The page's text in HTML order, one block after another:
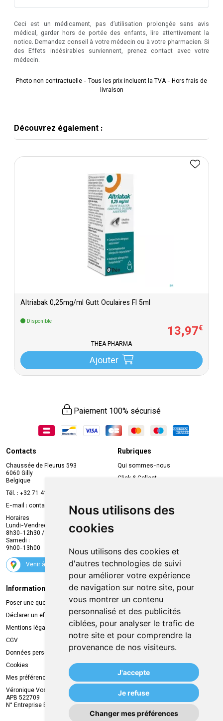
Nous utilisons des
cookies
Nous utilisons des cookies et
d'autres technologies de suivi
pour améliorer votre expérience
de navigation sur notre site, pour
vous montrer un contenu
personnalisé et des publicités
ciblées, pour analyser le trafic de
notre site et pour comprendre la
provenance de nos visiteurs.
J'accepte
Je refuse
Changer mes préférences
Ceci est un médicament, pas d’utilisation prolongée sans avis
médical, garder hors de portée des enfants, lire attentivement la
notice. Demandez conseil à votre médecin ou à votre pharmacien. Si
des Effets indésirables surviennent, prenez contact avec votre
médecin.
Photo non contractuelle - Tous les prix incluent la TVA - Hors frais de
livraison
Découvrez également :
Altriabak 0,25mg/ml Gutt Oculaires Fl 5ml
Disponible
13,97€
THEA PHARMA
Ajouter
Paiement 100% sécurisé
Contacts
Chaussée de Fleurus 593
6060 Gilly
Belgique
Tél. : +32 71 41 32 10
E-mail : contact
mvapharma.be
Horaires
Lundi-Vendredi :
8h30-12h30 / 13h30-18h30
Samedi :
9h00-13h00
Venir à la pharmacie
Rubriques
Qui sommes-nous
Click & Collect
Compte professionnel
Envoi d’ordonnance
Suivez-nous
Informations légales
Poser une question
Déclarer un effet indésirable
Mentions légales
CGV
Données personnelles
Cookies
Mes préférences Cookies
Véronique Vos
APB 522709
N° Entreprise BE0749.944.612
Livraison
Retrait à la pharmacie
Livraison chez vous
Livraison dans un Point Relais